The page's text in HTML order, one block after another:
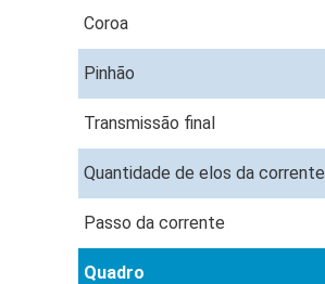
Coroa
Pinhão
Transmissão final
Quantidade de elos da corrente
Passo da corrente
Quadro